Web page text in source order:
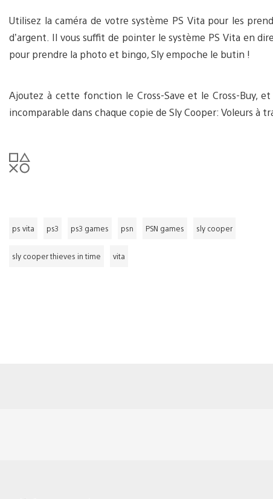
Utilisez la caméra de votre système PS Vita pour les
d’argent. Il vous suffit de pointer le système PS Vita en
pour prendre la photo et bingo, Sly empoche le butin !
Ajoutez à cette fonction le Cross-Save et le Cross-Buy,
incomparable dans chaque copie de Sly Cooper: Voleurs à
ps vita ps3 ps3 games psn PSN games sly cooper
sly cooper thieves in time vita